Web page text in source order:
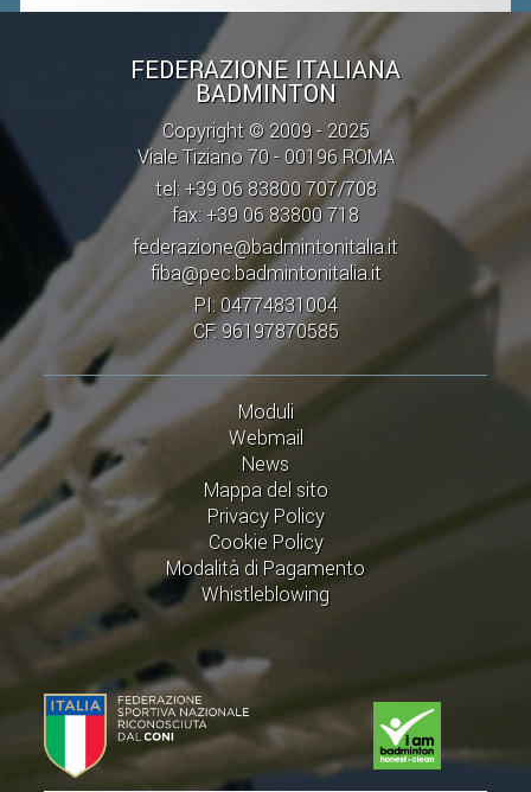
FEDERAZIONE ITALIANA
BADMINTON
Copyright © 2009 - 2025
Viale Tiziano 70 - 00196 ROMA
tel: +39 06 83800 707/708
fax: +39 06 83800 718
federazione@badmintonitalia.it
fiba@pec.badmintonitalia.it
PI: 04774831004
CF: 96197870585
Moduli
Webmail
News
Mappa del sito
Privacy Policy
Cookie Policy
Modalità di Pagamento
Whistleblowing